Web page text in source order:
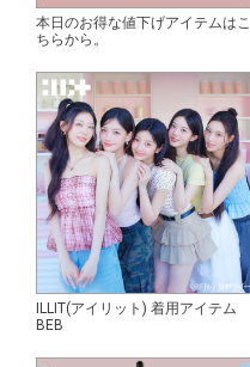
本日のお得な値下げアイテムはこ
ちらから。
ILLIT(アイリット) 着用アイテム
BEB